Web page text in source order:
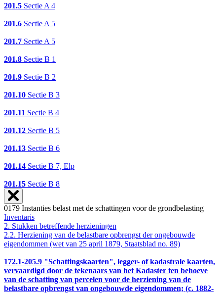
201.5 Sectie A 4
201.6 Sectie A 5
201.7 Sectie A 5
201.8 Sectie B 1
201.9 Sectie B 2
201.10 Sectie B 3
201.11 Sectie B 4
201.12 Sectie B 5
201.13 Sectie B 6
201.14 Sectie B 7, Elp
201.15 Sectie B 8
0179 Instanties belast met de schattingen voor de grondbelasting
Inventaris
2. Stukken betreffende herzieningen
2.2. Herziening van de belastbare opbrengst der ongebouwde
eigendommen (wet van 25 april 1879, Staatsblad no. 89)
172.1-205.9 "Schattingskaarten", legger- of kadastrale kaarten,
vervaardigd door de tekenaars van het Kadaster ten behoeve
van de schatting van percelen voor de herziening van de
belastbare opbrengst van ongebouwde eigendommen; (c. 1882-